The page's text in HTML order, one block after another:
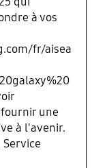
à vos
fr/aisea
une
à l'avenir.